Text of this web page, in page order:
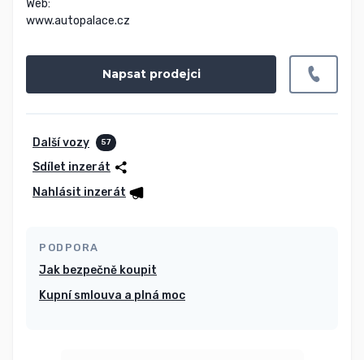
Web:
www.autopalace.cz
Napsat prodejci
Další vozy 57
Sdílet inzerát
Nahlásit inzerát
PODPORA
Jak bezpečně koupit
Kupní smlouva a plná moc